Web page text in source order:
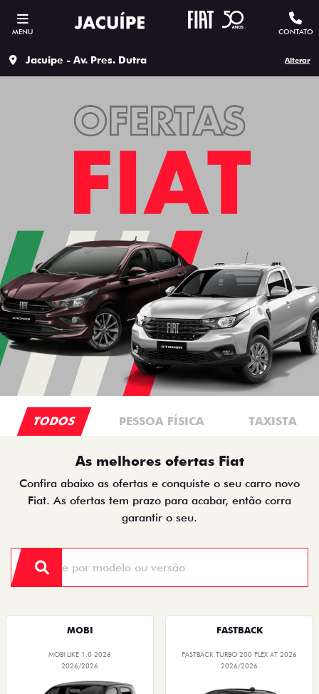
MENU CONTATO
Jacuipe - Av. Pres. Dutra Alterar
TODOS PESSOA FÍSICA TAXISTA
As melhores ofertas Fiat
Confira abaixo as ofertas e conquiste o seu carro novo
Fiat. As ofertas tem prazo para acabar, então corra
garantir o seu.
MOBI
MOBI LIKE 1.0 2026
2026/2026
FASTBACK
FASTBACK TURBO 200 FLEX AT 2026
2026/2026